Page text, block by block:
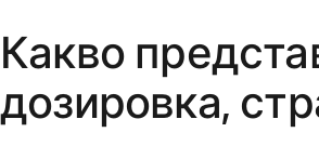
Какво
дозировка,